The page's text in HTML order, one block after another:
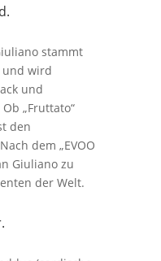
stammt
und wird
und
„Fruttato“
den
dem „EVOO
Giuliano zu
der Welt.